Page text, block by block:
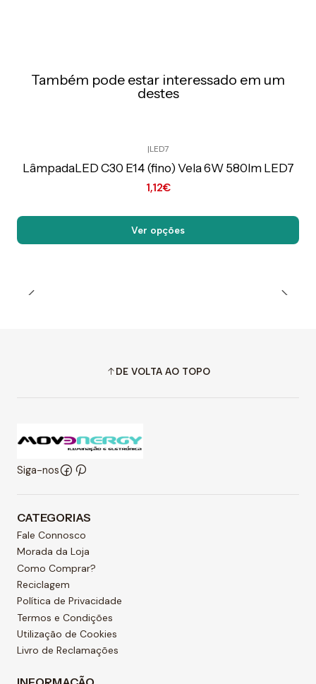
Também pode estar interessado em um
destes
|LED7
LâmpadaLED C30 E14 (fino) Vela 6W 580lm LED7
1,12€
Ver opções
DE VOLTA AO TOPO
Siga-nos
CATEGORIAS
Fale Connosco
Morada da Loja
Como Comprar?
Reciclagem
Política de Privacidade
Termos e Condições
Utilização de Cookies
Livro de Reclamações